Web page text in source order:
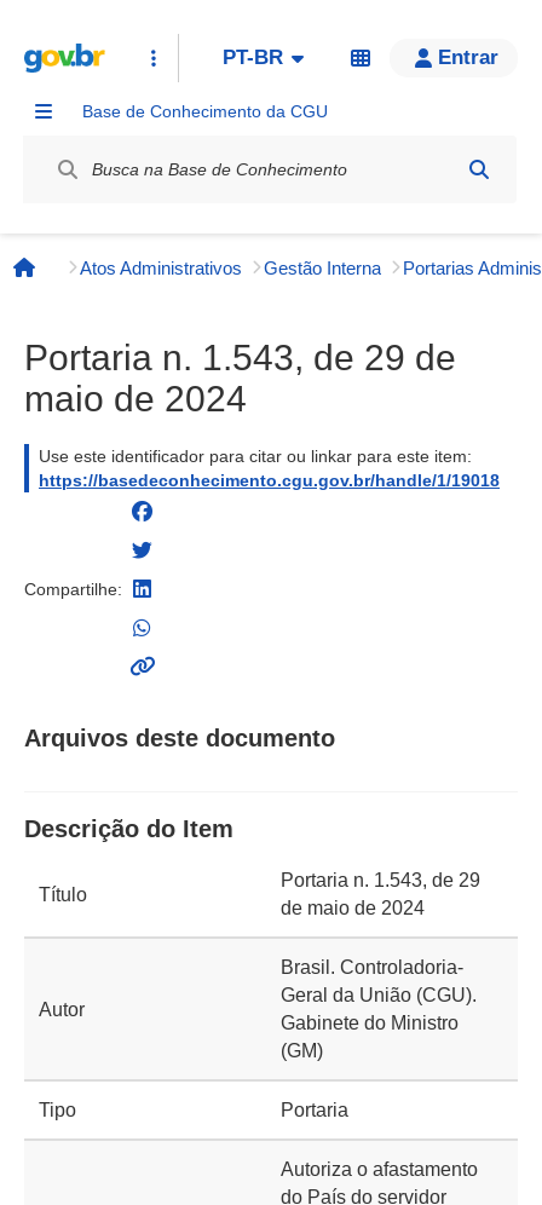
PT-BR Entrar
Base de Conhecimento da CGU
Página inicial
Atos Administrativos Gestão Interna
Portaria n. 1.543, de 29 de
maio de 2024
Use este identificador para citar ou linkar para este item:
https://basedeconhecimento.cgu.gov.br/handle/1/19018
Compartilhe:
Arquivos deste documento
Descrição do Item
Título
Portaria n. 1.543, de 29
de maio de 2024
Autor
Brasil. Controladoria-
Geral da União (CGU).
Gabinete do Ministro
(GM)
Tipo Portaria
Autoriza o afastamento
do País do servidor